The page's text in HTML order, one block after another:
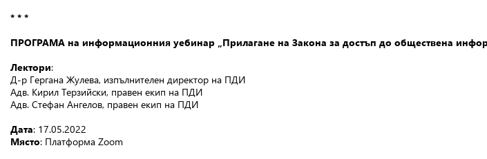
* * *
ПРОГРАМА на информационния уебинар „Прилагане на Закона за достъп до обществена
Лектори:
Д-р Гергана Жулева, изпълнителен директор на ПДИ
Адв. Кирил Терзийски, правен екип на ПДИ
Адв. Стефан Ангелов, правен екип на ПДИ
Дата: 17.05.2022
Място: Платформа Zoom